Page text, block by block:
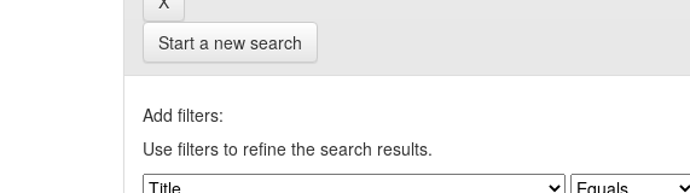
Start a new search
Add filters:
Use filters to refine the search results.